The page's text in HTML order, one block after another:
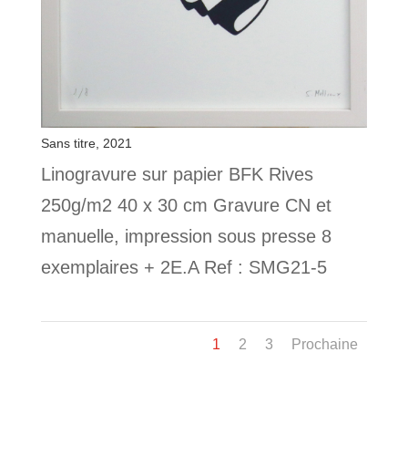
Sans titre, 2021
Linogravure sur papier BFK Rives
250g/m2 40 x 30 cm Gravure CN et
manuelle, impression sous presse 8
exemplaires + 2E.A Ref : SMG21-5
1 2 3 Prochaine